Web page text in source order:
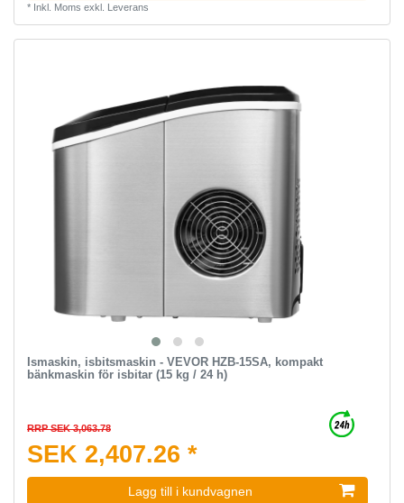
* Inkl. Moms exkl. Leverans
Ismaskin, isbitsmaskin - VEVOR HZB-15SA, kompakt
bänkmaskin för isbitar (15 kg / 24 h)
RRP SEK 3,063.78
SEK 2,407.26 *
Lagg till i kundvagnen